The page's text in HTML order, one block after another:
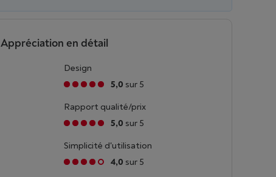
Appréciation en détail
Design
5,0 sur 5
Rapport qualité/prix
5,0 sur 5
Simplicité d'utilisation
4,0 sur 5